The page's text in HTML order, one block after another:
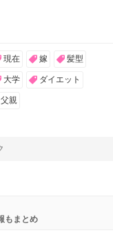
現在 嫁 髪型
大学 ダイエット
父親
もまとめ